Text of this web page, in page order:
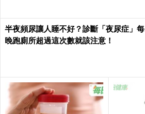
半夜頻尿讓人睡不好？診斷「夜尿症」每
晚跑廁所超過這次數就該注意！